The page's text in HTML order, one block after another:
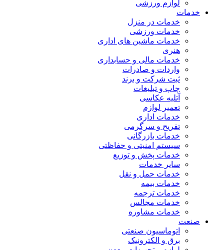
لوازم ورزشی
خدمات
خدمات در منزل
خدمات ورزشی
خدمات ماشین های اداری
هنری
خدمات مالی و حسابداری
واردات و صادرات
ثبت شرکت و برند
چاپ و تبلیغات
آتلیه عکاسی
تعمیر لوازم
خدمات اداری
تفریح و سرگرمی
خدمات بازرگانی
سیستم امنیتی و حفاظتی
خدمات پخش و توزیع
سایر خدمات
خدمات حمل و نقل
خدمات بیمه
خدمات ترجمه
خدمات مجالس
خدمات مشاوره
صنعت
اتوماسیون صنعتی
برق و الکترونیک